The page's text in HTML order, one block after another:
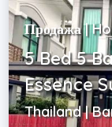
Продажа |
5 Bed 5
Essence
Thailand |